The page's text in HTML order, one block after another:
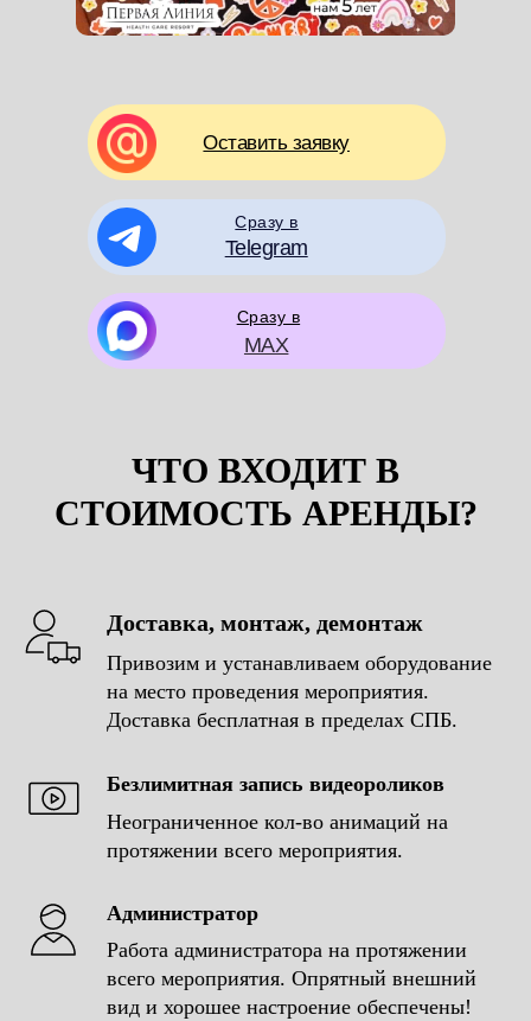
Оставить заявку
Telegram
Сразу в
Сразу в
MAX
ЧТО ВХОДИТ В
СТОИМОСТЬ АРЕНДЫ?
Доставка, монтаж, демонтаж
Привозим и устанавливаем оборудование
на место проведения мероприятия.
Доставка бесплатная в пределах СПБ.
Безлимитная запись видеороликов
Неограниченное кол-во анимаций на
протяжении всего мероприятия.
Администратор
Работа администратора на протяжении
всего мероприятия. Опрятный внешний
вид и хорошее настроение обеспечены!
С МЕРОПРИЯТИЙ
ЧТО ЕЩЕ ЕСТЬ
ИНТЕРЕСНОГО?